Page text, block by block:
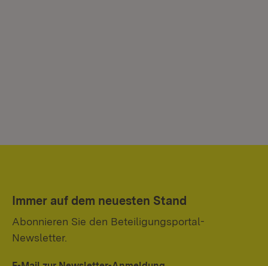
Immer auf dem neuesten Stand
Abonnieren Sie den Beteiligungsportal-
Newsletter.